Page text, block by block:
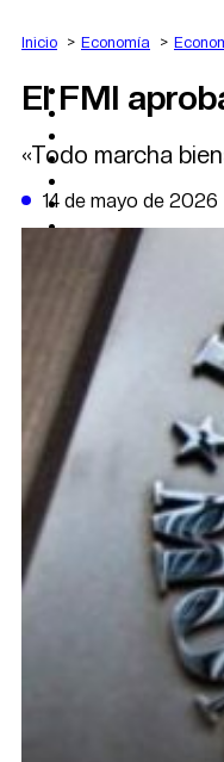
AGRO
DEPORTES
POLÍTICA
DATA FIRME
DE LA
Inicio Economía
El FMI
«Todo marcha
14 de mayo de 2026